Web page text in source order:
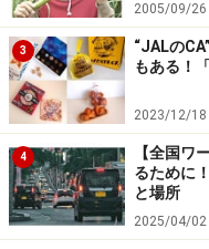
沖縄旅のハイシ
海の向こうから雨を伴
沖縄に台風が接近す
で。いったん台風が
2005/09/26
3
“JALの
もある！
2023/12/18
4
【全国ワ
るために
と場所
2025/04/02